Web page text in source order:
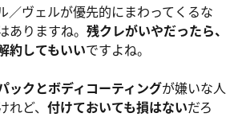
ヴェルが優先的にまわってくるな
ありますね。 残クレがいやだったら、
約してもいいですよね。
ックとボディコーティングが嫌いな人
ど、 付けておいても損はないだろ